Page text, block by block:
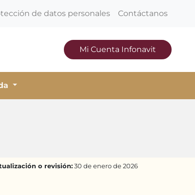
de datos personales Contáctanos
Mi Cuenta Infonavit
o revisión:30 de enero de 2026